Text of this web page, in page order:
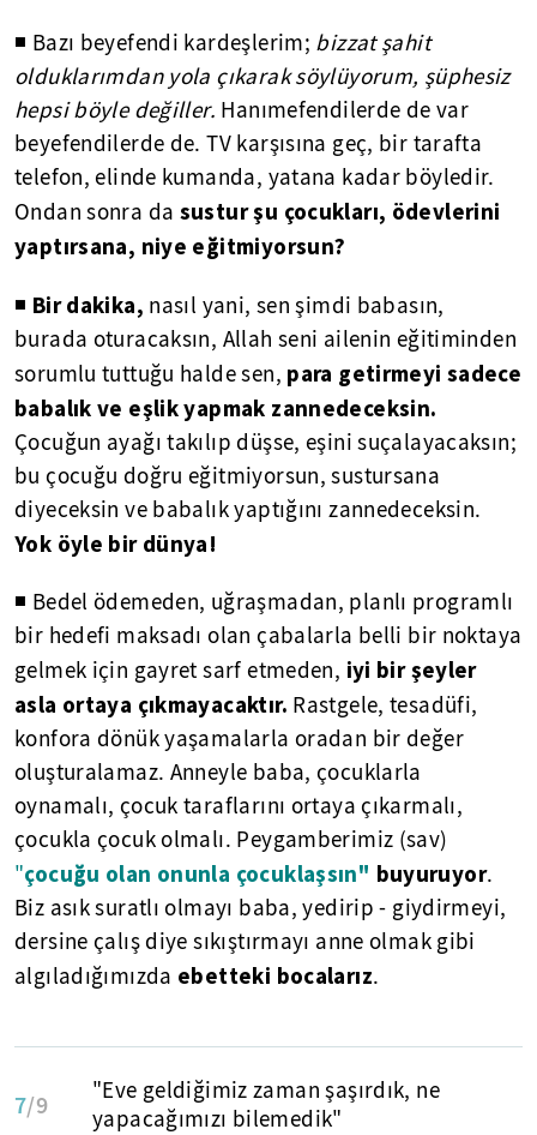
◾ Bazı beyefendi kardeşlerim; bizzat şahit
olduklarımdan yola çıkarak söylüyorum, şüphesiz
hepsi böyle değiller. Hanımefendilerde de var
beyefendilerde de. TV karşısına geç, bir tarafta
telefon, elinde kumanda, yatana kadar böyledir.
Ondan sonra da sustur şu çocukları, ödevlerini
yaptırsana, niye eğitmiyorsun?
◾ Bir dakika, nasıl yani, sen şimdi babasın,
burada oturacaksın, Allah seni ailenin eğitiminden
sorumlu tuttuğu halde sen, para getirmeyi sadece
babalık ve eşlik yapmak zannedeceksin.
Çocuğun ayağı takılıp düşse, eşini suçalayacaksın;
bu çocuğu doğru eğitmiyorsun, sustursana
diyeceksin ve babalık yaptığını zannedeceksin.
Yok öyle bir dünya!
◾ Bedel ödemeden, uğraşmadan, planlı programlı
bir hedefi maksadı olan çabalarla belli bir noktaya
gelmek için gayret sarf etmeden, iyi bir şeyler
asla ortaya çıkmayacaktır. Rastgele, tesadüfi,
konfora dönük yaşamalarla oradan bir değer
oluşturalamaz. Anneyle baba, çocuklarla
oynamalı, çocuk taraflarını ortaya çıkarmalı,
çocukla çocuk olmalı. Peygamberimiz (sav)
"çocuğu olan onunla çocuklaşsın" buyuruyor.
Biz asık suratlı olmayı baba, yedirip - giydirmeyi,
dersine çalış diye sıkıştırmayı anne olmak gibi
algıladığımızda ebetteki bocalarız.
7/9
"Eve geldiğimiz zaman şaşırdık, ne
yapacağımızı bilemedik"